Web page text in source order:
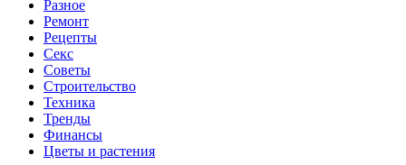
Разное
Ремонт
Рецепты
Секс
Советы
Строительство
Техника
Тренды
Финансы
Цветы и растения